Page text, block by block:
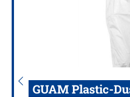
GUAM Plastic-